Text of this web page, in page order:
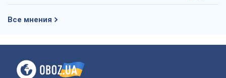
Все мнения